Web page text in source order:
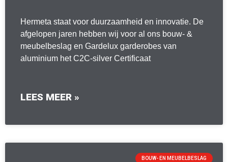
Hermeta staat voor duurzaamheid en innovatie. De
afgelopen jaren hebben wij voor al ons bouw- &
meubelbeslag en Gardelux garderobes van
aluminium het C2C-silver Certificaat
LEES MEER »
BOUW- EN MEUBELBESLAG